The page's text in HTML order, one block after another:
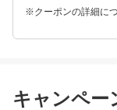
※クーポンの詳細に
キャンペー